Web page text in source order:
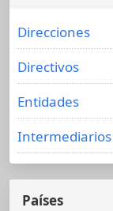
Direcciones
Directivos
Entidades
Intermediarios
Países